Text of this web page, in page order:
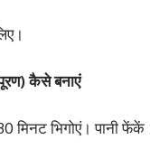
कैसे बनाएं
मिनट भिगोएं। पानी